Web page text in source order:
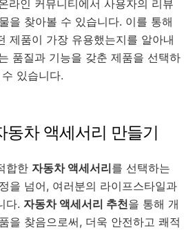
라인 커뮤니티에서 사용자의 리뷰
을 찾아볼 수 있습니다. 이를 통해
제품이 가장 유용했는지를 알아내
품질과 기능을 갖춘 제품을 선택하
있습니다.
동차 액세서리 만들기
합한 자동차 액세서리를 선택하는
을 넘어, 여러분의 라이프스타일과
다. 자동차 액세서리 추천을 통해 개
을 찾음으로써, 더욱 안전하고 쾌적